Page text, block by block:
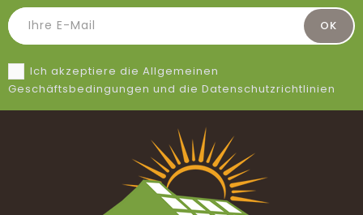
Ich akzeptiere die Allgemeinen
Geschäftsbedingungen und die Datenschutzrichtlinien